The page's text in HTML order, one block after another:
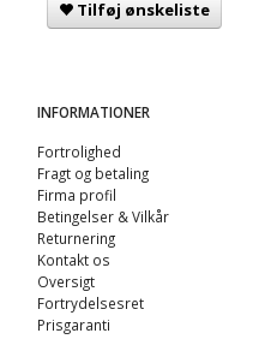
Tilføj ønskeliste
INFORMATIONER
Fortrolighed
Fragt og betaling
Firma profil
Betingelser & Vilkår
Returnering
Kontakt os
Oversigt
Fortrydelsesret
Prisgaranti